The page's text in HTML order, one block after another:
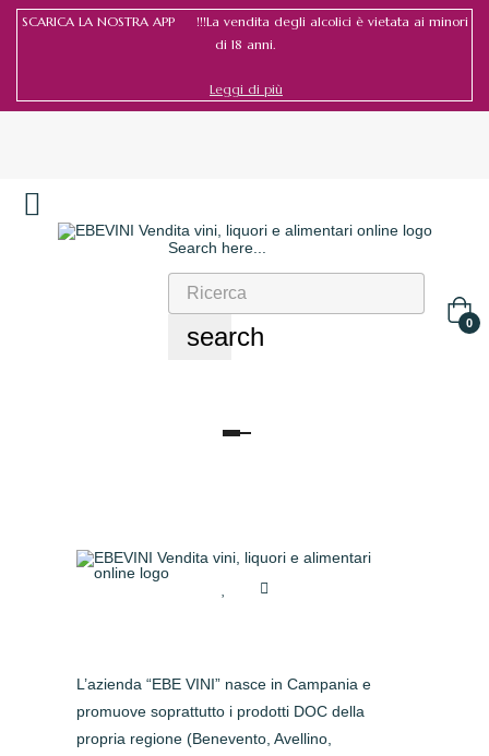
SCARICA LA NOSTRA APP !!!La vendita degli alcolici è vietata ai minori
di 18 anni.
Leggi di più
Search here...
search 0
navigazione
L’azienda “EBE VINI” nasce in Campania e
promuove soprattutto i prodotti DOC della
propria regione (Benevento, Avellino,